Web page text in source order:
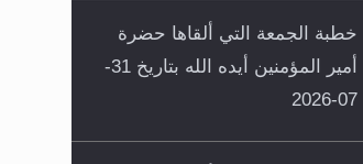
خطبة الجمعة التي ألقاها حضرة
أمير المؤمنين أيده الله بتاريخ 31-
07-2026